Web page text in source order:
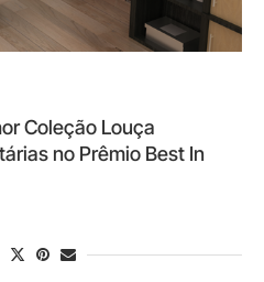
Coleção Louça
no Prêmio Best In